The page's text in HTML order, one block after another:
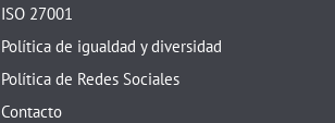
ISO 27001
Política de igualdad y diversidad
Política de Redes Sociales
Contacto